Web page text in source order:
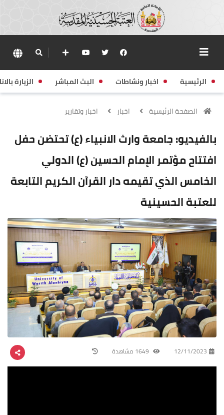
الرئيسية اخبار ونشاطات البث المباشر الزيارة
الصفحة الرئيسية اخبار اخبار وتقارير
بالفيديو: جامعة وارث الانبياء (ع) تحتضن حفل
افتتاح مؤتمر الإمام الحسين (ع) الدولي
الخامس الذي تقيمه دار القرآن الكريم التابعة
للعتبة الحسينية
12/11/2023